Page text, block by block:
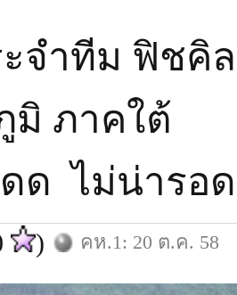
จำทีม ฟิชคิ
มิ ภาคใต้
ด ไม่น่ารอด
) คห.1: 20 ต.ค. 58